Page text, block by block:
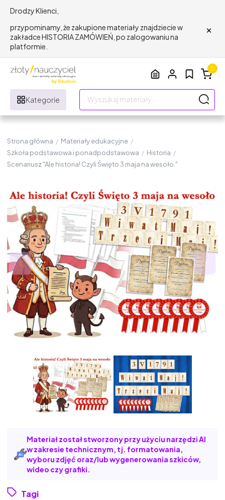
Drodzy Klienci,
przypominamy, że zakupione materiały znajdziecie w
zakładce HISTORIA ZAMÓWIEŃ, po zalogowaniu na
platformie.
×
Kategorie
0
Strona główna / Materiały edukacyjne /
Szkoła podstawowa i ponadpodstawowa / Historia /
Scenariusz "Ale historia! Czyli Święto 3 maja na wesoło."
Materiał został stworzony przy użyciu narzędzi AI
w zakresie technicznym, tj. formatowania,
wyboru zdjęć oraz/lub wygenerowania szkiców,
wideo czy grafiki.
Tagi